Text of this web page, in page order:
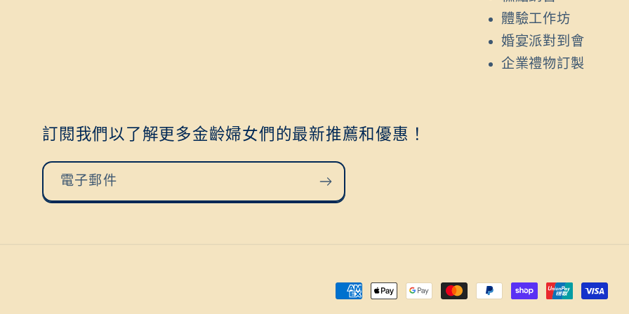
體驗工作坊
婚宴派對到會
企業禮物訂製
訂閱我們以了解更多金齡婦女們的最新推薦和優惠！
電子郵件
付